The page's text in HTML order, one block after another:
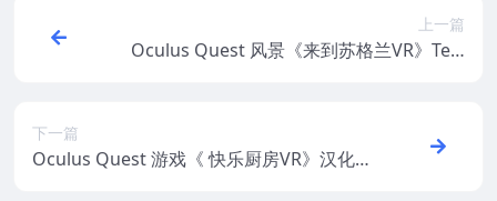
上一篇
Oculus Quest 风景《来到苏格兰VR》Tele
下一篇
Oculus Quest 游戏《 快乐厨房VR》汉化中